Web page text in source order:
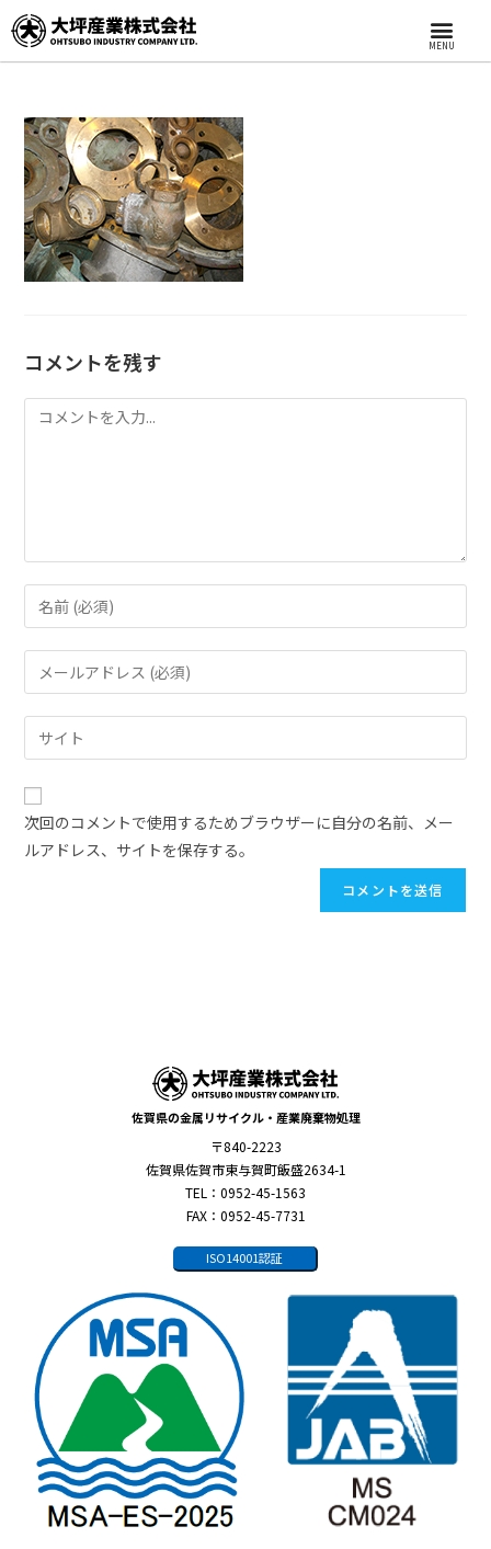
MENU
コメントを残す
次回のコメントで使用するためブラウザーに自分の名前、メー
ルアドレス、サイトを保存する。
佐賀県の金属リサイクル・産業廃棄物処理
〒840-2223
佐賀県佐賀市東与賀町飯盛2634-1
TEL：0952-45-1563
FAX：0952-45-7731
ISO14001認証